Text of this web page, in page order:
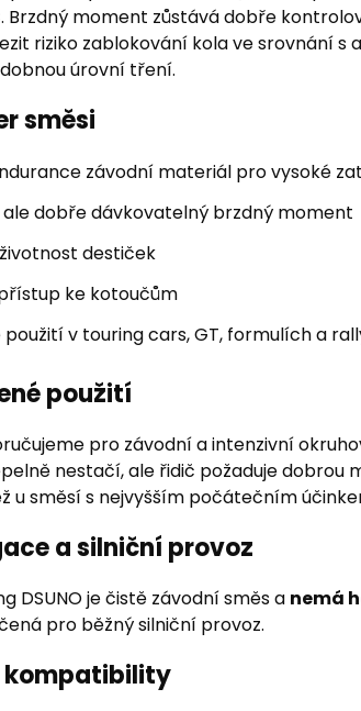
. Brzdný moment zůstává dobře
riziko zablokování kola ve srovnání s
úrovní tření.
směsi
závodní materiál pro vysoké
ale dobře dávkovatelný brzdný moment
destiček
ke kotoučům
v touring cars, GT, formulích a
použití
pro závodní a intenzivní
nestačí, ale řidič požaduje dobrou
u směsí s nejvyšším počátečním
a silniční provoz
DSUNO je čistě závodní směs a nemá
pro běžný silniční provoz.
kompatibility